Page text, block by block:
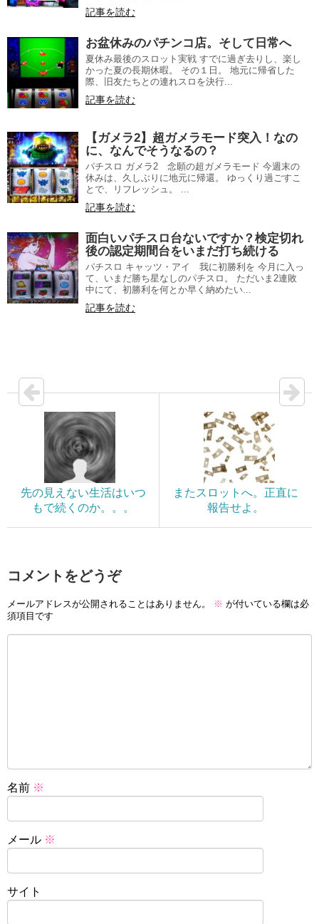
記事を読む
お盆休みのパチンコ店。そして日常へ
夏休み最後のスロット実戦 すでに過ぎ去りし、楽し
かった夏の長期休暇。 その１日。 地元に帰省した
際、旧友たちとの連れスロを決行...
記事を読む
【ガメラ2】超ガメラモード突入！なの
に、なんでそうなるの？
パチスロ ガメラ2 念願の超ガメラモード 今週末の
休みは、久しぶりに地元に帰還。 ゆっくり過ごすこ
とで、リフレッシュ。 ...
記事を読む
面白いパチスロ台ないですか？検定切れ
後の認定期間台をいまだ打ち続ける
パチスロ キャッツ・アイ 我に初勝利を 今月に入っ
て、いまだ勝ち星なしのパチスロ。 ただいま2連敗
中にて、初勝利を何とか早く納めたい...
記事を読む
先の見えない生活はいつ
もで続くのか。。。
またスロットへ。正直に
報告せよ。
コメントをどうぞ
メールアドレスが公開されることはありません。 ※ が付いている欄は必
須項目です
名前 ※
メール ※
サイト